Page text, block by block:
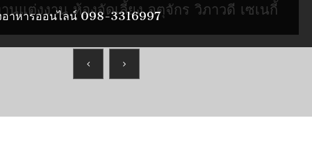
อาหารออนไลน์ 098-3316997
นแต่งงาน ห้องจัดเลี้ยง จตุจักร วิภาวดี เซเนกี้